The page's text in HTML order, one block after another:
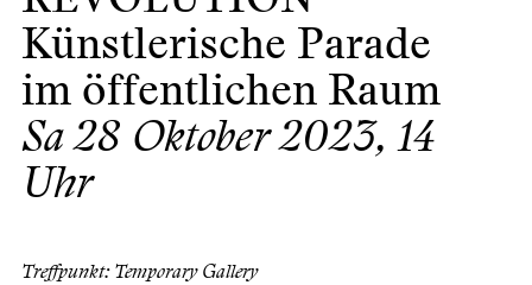
Künstlerische Parade
im öffentlichen Raum
Sa 28 Oktober 2023, 14
Uhr
Treffpunkt: Temporary Gallery